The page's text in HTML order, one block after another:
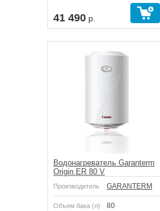
41 490 р.
Водонагреватель Garanterm
Origin ER 80 V
Производитель GARANTERM
Объем бака (л) 80